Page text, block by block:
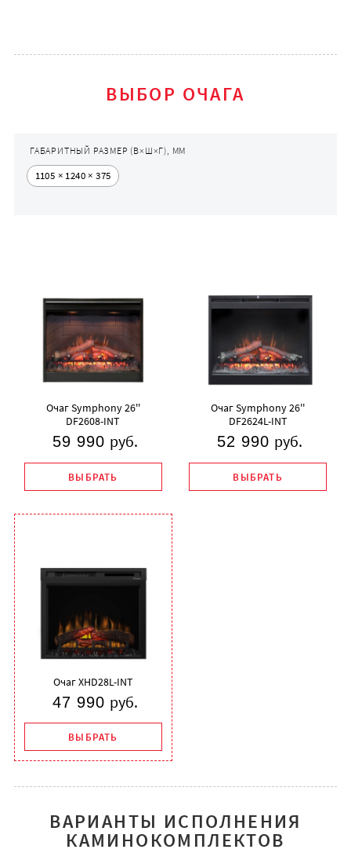
ВЫБОР ОЧАГА
ГАБАРИТНЫЙ РАЗМЕР (В×Ш×Г), ММ
1105 × 1240 × 375
Очаг Symphony 26''
DF2608-INT
59 990 руб.
ВЫБРАТЬ
Очаг Symphony 26''
DF2624L-INT
52 990 руб.
ВЫБРАТЬ
ОчагXHD28L-INT
47 990 руб.
ВЫБРАТЬ
ВАРИАНТЫ ИСПОЛНЕНИЯ
КАМИНОКОМПЛЕКТОВ